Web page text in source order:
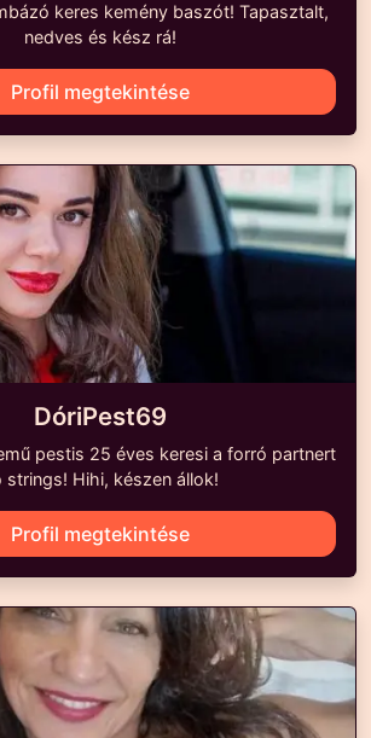
keres kemény baszót! Tapasztalt,
nedves és kész rá!
Profil megtekintése
DóriPest69
pestis 25 éves keresi a forró partnert
strings! Hihi, készen állok!
Profil megtekintése